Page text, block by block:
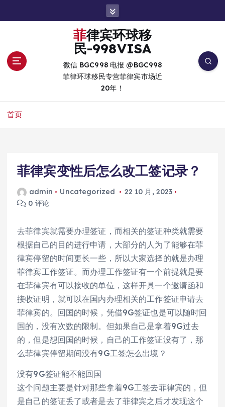
菲律宾环球移
民-998VISA
微信 BGC998 电报 @BGC998
菲律环球移民专营菲律宾市场近
20年！
首页
菲律宾变性后怎么改工签记录？
admin Uncategorized
22 10 月, 2023
0 评论
去菲律宾就需要办理签证，而相关的签证种类就需要
根据自己的目的进行申请，大部分的人为了能够在菲
律宾停留的时间更长一些，所以大家选择的就是办理
菲律宾工作签证。而办理工作签证有一个前提就是要
在菲律宾有可以接收的单位，这样开具一个邀请函和
接收证明，就可以在国内办理相关的工作签证申请去
菲律宾的。回国的时候，凭借9G签证也是可以随时回
国的，没有次数的限制。但如果自己是拿着9G过去
的，但是想回国的时候，自己的工作签证没有了，那
么菲律宾停留期间没有9G工​签怎么出境？
没有9G签证能不能回国
这个问题主要是针对那些拿着9G工签去菲律宾的，但
是自己的签证丢了或者是去了菲律宾之后才发现这个